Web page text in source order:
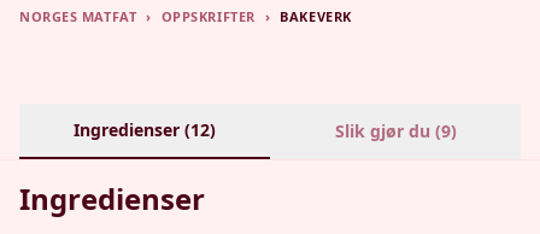
NORGES MATFAT › OPPSKRIFTER › BAKEVERK
Ingredienser (12) Slik gjør du (9)
Ingredienser